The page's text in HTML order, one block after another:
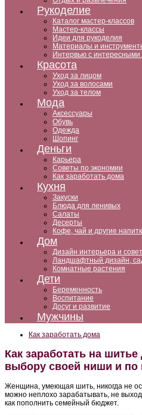
Рукоделие
Каталог мастер-классов
Мастер-классы
Идеи для рукоделия
Материалы и
Интервью с
Красота
Уход за лицом
Уход за волосами
Уход за телом
Мода
Аксессуары
Обувь
Одежда
Шопинг
Деньги
Карьера
Советы по экономии
Как заработать дома
Кухня
Закуски
Блюда для ленивых
Салаты
Десерты
Кофе, чай и другие
Дом
Дизайн интерьера и
Ландшафтный дизайн,
Комнатные растения
Дети
Беременность
Воспитание
Досуг и развитие
Мужчины
Как заработать дома
Как заработать на
выбору своей ниши и по
Женщина, умеющая шить, никогда не
можно неплохо зарабатывать, не
как пополнить семейный бюджет.